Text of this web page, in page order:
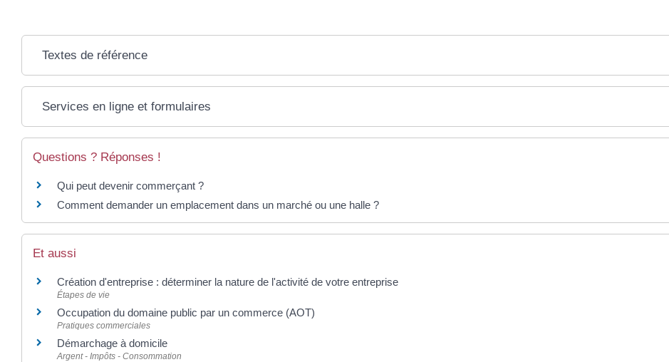
Textes de référence
Services en ligne et formulaires
Questions ? Réponses !
Qui peut devenir commerçant ?
Comment demander un emplacement dans un marché ou une halle ?
Et aussi
Création d'entreprise : déterminer la nature de l'activité de votre entreprise
Étapes de vie
Occupation du domaine public par un commerce (AOT)
Pratiques commerciales
Démarchage à domicile
Argent - Impôts - Consommation